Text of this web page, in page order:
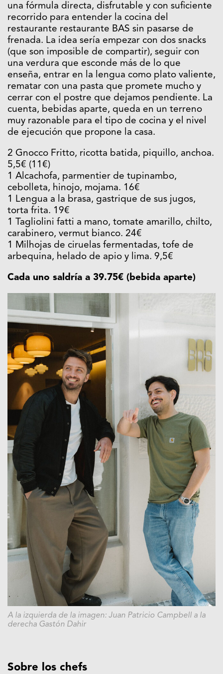
una fórmula directa, disfrutable y con suficiente
recorrido para entender la cocina del
restaurante restaurante BAS sin pasarse de
frenada. La idea sería empezar con dos snacks
(que son imposible de compartir), seguir con
una verdura que esconde más de lo que
enseña, entrar en la lengua como plato valiente,
rematar con una pasta que promete mucho y
cerrar con el postre que dejamos pendiente. La
cuenta, bebidas aparte, queda en un terreno
muy razonable para el tipo de cocina y el nivel
de ejecución que propone la casa.
2 Gnocco Fritto, ricotta batida, piquillo, anchoa.
5,5€ (11€)
1 Alcachofa, parmentier de tupinambo,
cebolleta, hinojo, mojama. 16€
1 Lengua a la brasa, gastrique de sus jugos,
torta frita. 19€
1 Tagliolini fatti a mano, tomate amarillo, chilto,
carabinero, vermut bianco. 24€
1 Milhojas de ciruelas fermentadas, tofe de
arbequina, helado de apio y lima. 9,5€
Cada uno saldría a 39.75€ (bebida aparte)
A la izquierda de la imagen: Juan Patricio Campbell a la
derecha Gastón Dahir
Sobre los chefs